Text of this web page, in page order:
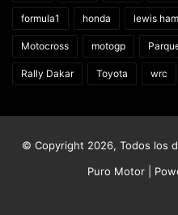
formula1 honda lewis
Motocross motogp
Rally Dakar Toyota wrc
© Copyright 2026, Todos los
Puro Motor |